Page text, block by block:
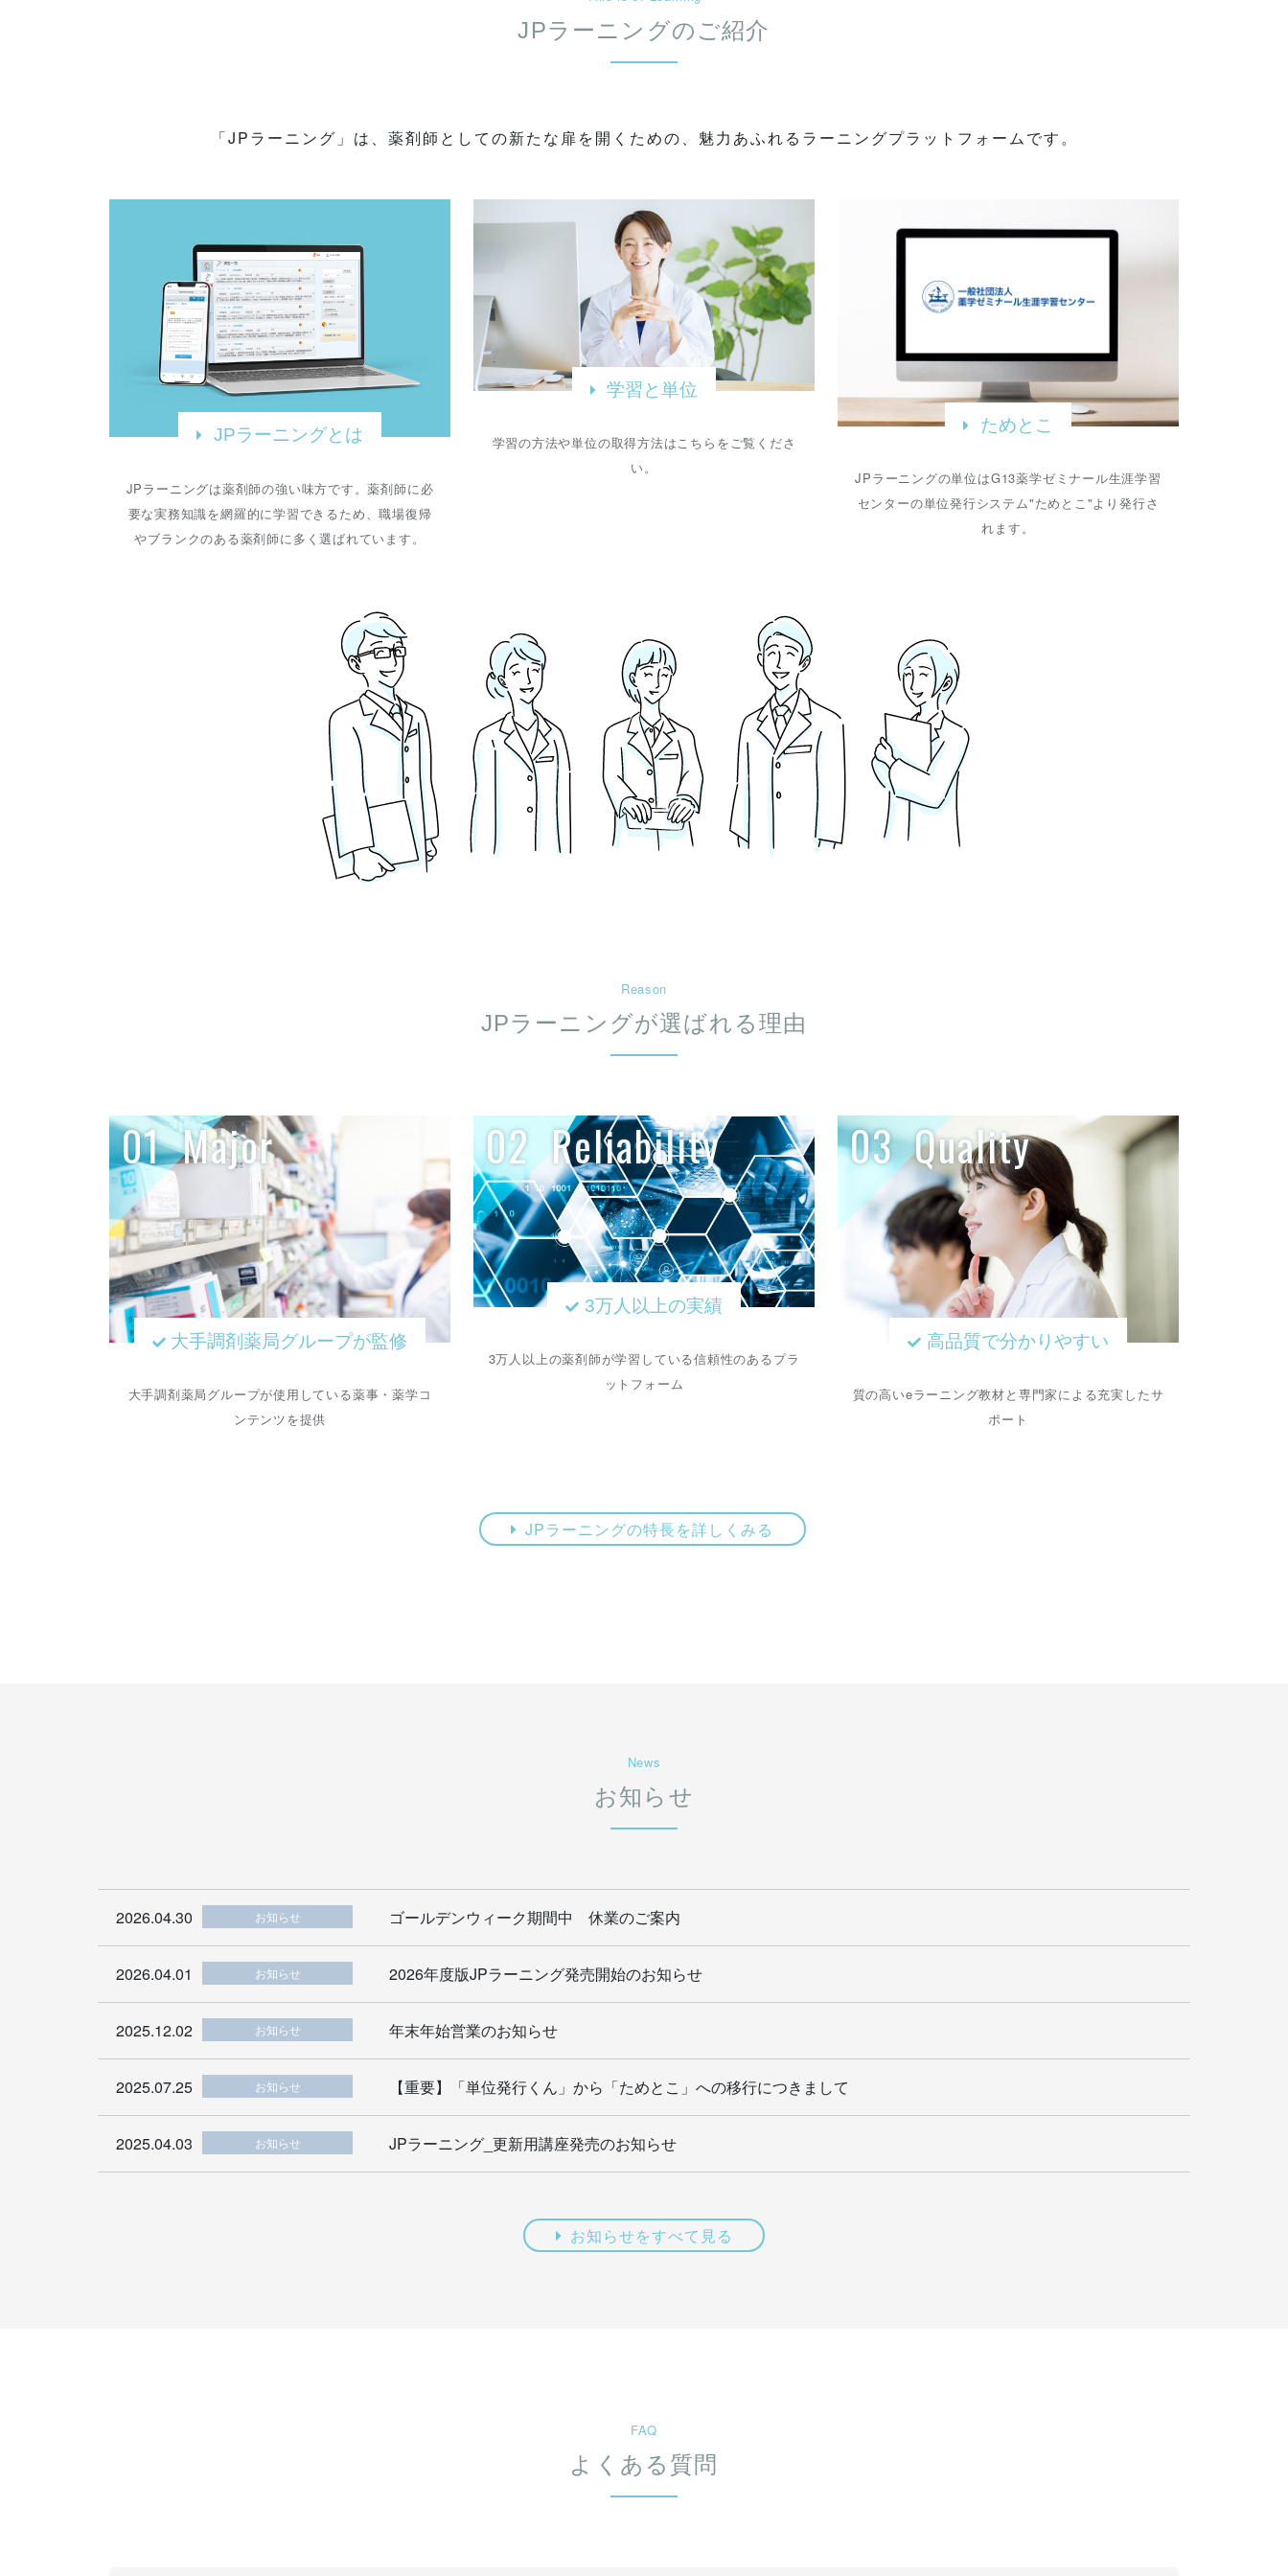
JPラーニングのご紹介
「JPラーニング」は、薬剤師としての新たな扉を開くための、魅力あふれるラーニングプラットフォームです。
JPラーニングとは
JPラーニングは薬剤師の強い味方です。薬剤師に必
要な実務知識を網羅的に学習できるため、職場復帰
やブランクのある薬剤師に多く選ばれています。
学習と単位
学習の方法や単位の取得方法はこちらをご覧くださ
い。
ためとこ
JPラーニングの単位はG13薬学ゼミナール生涯学習
センターの単位発行システム"ためとこ"より発行さ
れます。
Reason
JPラーニングが選ばれる理由
01 Major
大手調剤薬局グループが監修
大手調剤薬局グループが使用している薬事・薬学コ
ンテンツを提供
02 Reliability
3万人以上の実績
3万人以上の薬剤師が学習している信頼性のあるプラ
ットフォーム
03 Quality
高品質で分かりやすい
質の高いeラーニング教材と専門家による充実したサ
ポート
JPラーニングの特長を詳しくみる
News
お知らせ
2026.04.30 お知らせ ゴールデンウィーク期間中 休業のご案内
2026.04.01 お知らせ 2026年度版JPラーニング発売開始のお知らせ
2025.12.02 お知らせ 年末年始営業のお知らせ
2025.07.25 お知らせ 【重要】「単位発行くん」から「ためとこ」への移行につきまして
2025.04.03 お知らせ JPラーニング_更新用講座発売のお知らせ
お知らせをすべて見る
FAQ
よくある質問